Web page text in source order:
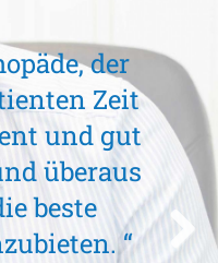
der
Zeit
und gut
überaus
beste
“